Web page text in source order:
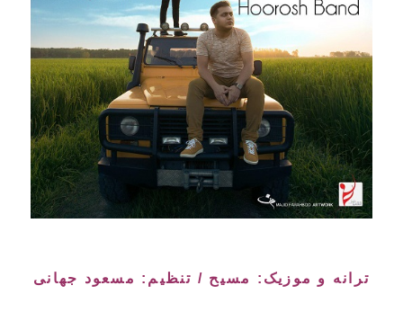
ترانه و موزیک: مسیح / تنظیم: مسعود جهانی